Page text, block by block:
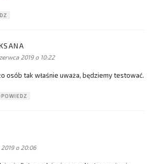
2019 o 10:22
osób tak właśnie uważa, będziemy testować.
o 20:06